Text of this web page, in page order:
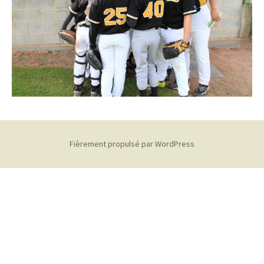
Fièrement propulsé par WordPress